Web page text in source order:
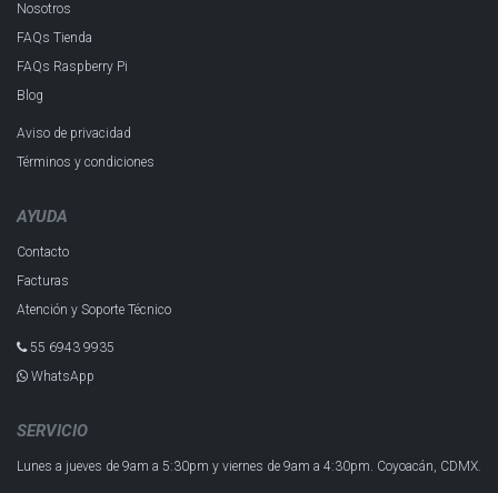
Nosotros
FAQs Tienda
FAQs Raspberry Pi
Blog
Aviso de privacidad
Términos y condiciones
AYUDA
Contacto
Facturas
Atención y Soporte Técnico
55 6943 993​5
WhatsApp
SERVICIO
Lunes a jueves de 9am a 5:30pm y viernes de 9am a 4:30pm. Coyoacán, CDMX.